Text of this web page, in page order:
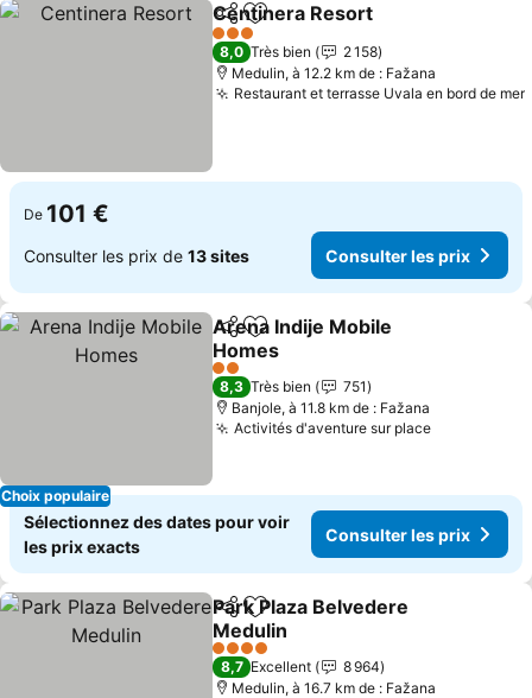
PartagerAjouter à mes favoris
Centinera Resort
3 Étoiles
8,0 Très bien
2 158
Medulin, à 12.2 km de : Fažana
Restaurant et terrasse Uvala en bord de mer
De 101 €
Consulter les prix de 13 sites Consulter les prix
Choix populaire
PartagerAjouter à mes favoris
Arena Indije Mobile
Homes
Consulter les prix
2 Étoiles
8,3 Très bien
751
Banjole, à 11.8 km de : Fažana
Activités d'aventure sur placeConsulter
Sélectionnez des dates pour voir
les prix exacts
Consulter les prix
PartagerAjouter à mes favoris
Park Plaza Belvedere
Medulin
Consulter les prix
4 Étoiles
8,7 Excellent
8 964
Medulin, à 16.7 km de : Fažana